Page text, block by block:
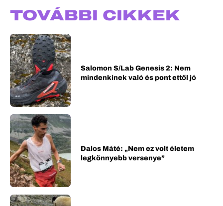
TOVÁBBI CIKKEK
Salomon S/Lab Genesis 2: Nem
mindenkinek való és pont ettől jó
Dalos Máté: „Nem ez volt életem
legkönnyebb versenye”